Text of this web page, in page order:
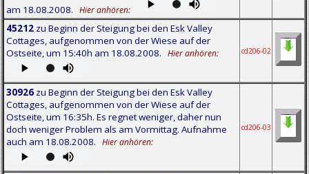
am 18.08.2008.
Hier anhören:
45212 zu Beginn der Steigung bei den Esk Valley
Cottages, aufgenommen von der Wiese auf der
Ostseite, um 15:40h am 18.08.2008.
Hier anhören: cd206-02
30926 zu Beginn der Steigung bei den Esk Valley
Cottages, aufgenommen von der Wiese auf der
Ostseite, um 16:35h. Es regnet weniger, daher nun
doch weniger Problem als am Vormittag. Aufnahme
auch am 18.08.2008.
Hier anhören:
cd206-03